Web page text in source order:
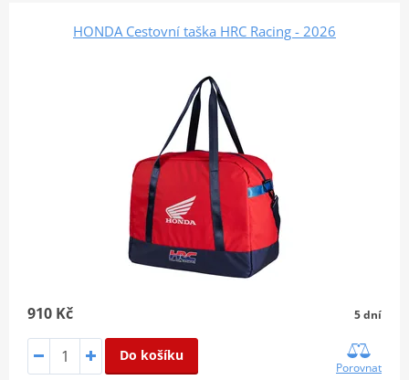
HONDA Cestovní taška HRC Racing - 2026
910 Kč 5 dní
Do košíku
Porovnat